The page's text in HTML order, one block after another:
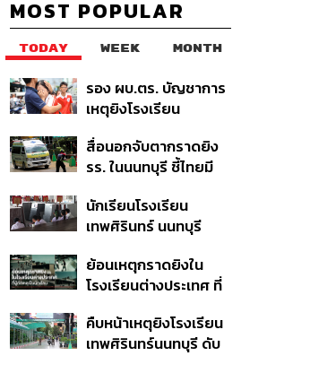
MOST POPULAR
TODAY WEEK MONTH
รอง ผบ.ตร. บัญชาการ
เหตุยิงโรงเรียน
ค้นหา 2 รอบยืนยันไร้คน
ติดค้าง พบศพปู่-ย่าที่
สื่อนอกจับตากราดยิง
รร. ในนนทบุรี ชี้ไทยมี
ในระดับต้นของภูมิภาค
นักเรียนโรงเรียน
เทพศิรินทร์ นนทบุรี
ปลอดภัยชั่วคราว หลัง
เหตุใช้อาวุธปืนภายใน
ย้อนเหตุกราดยิงใน
โรงเรียนต่างประเทศ ที่
คืบหน้าเหตุยิงโรงเรียน
เทพศิรินทร์นนทบุรี ดับ